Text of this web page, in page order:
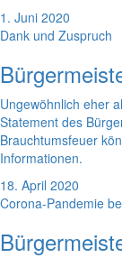
1. Juni 2020
Dank und Zuspruch
Ungewöhnlich eher
Statement des
Brauchtumsfeuer
Informationen.
18. April 2020
Corona-Pandemie